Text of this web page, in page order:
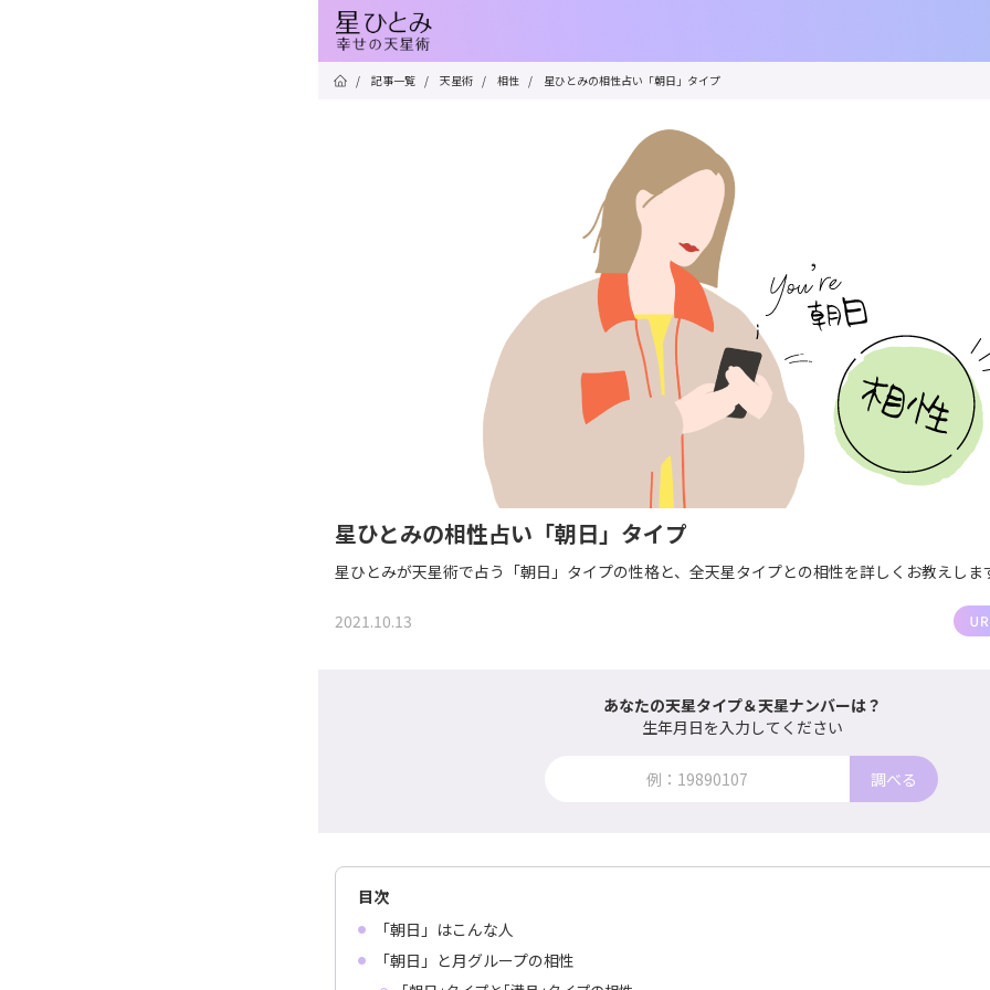
/ 記事一覧 / 天星術 / 相性 / 星ひとみの相性占い「朝日」タイプ
星ひとみの相性占い「朝日」タイプ
星ひとみが天星術で占う「朝日」タイプの性格と、全天星タイプとの相性を詳しくお教えしま
2021.10.13
あなたの天星タイプ＆天星ナンバーは？
生年月日を入力してください
調べる
目次
「朝日」はこんな人
「朝日」と月グループの相性